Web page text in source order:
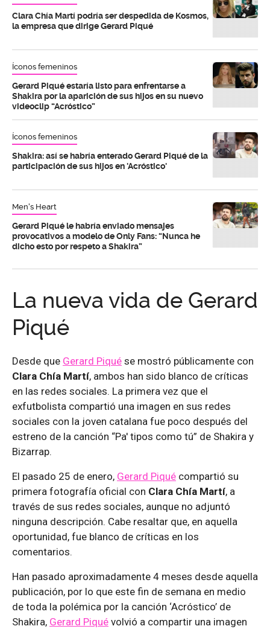
Clara Chía Martí podría ser despedida de Kosmos,
la empresa que dirige Gerard Piqué
Íconos femeninos
Gerard Piqué estaría listo para enfrentarse a
Shakira por la aparición de sus hijos en su nuevo
videoclip “Acróstico”
Íconos femeninos
Shakira: así se habría enterado Gerard Piqué de la
participación de sus hijos en 'Acróstico'
Men's Heart
Gerard Piqué le habría enviado mensajes
provocativos a modelo de Only Fans: “Nunca he
dicho esto por respeto a Shakira”
La nueva vida de Gerard
Piqué
Desde que Gerard Piqué se mostró públicamente con
Clara Chía Martí, ambos han sido blanco de críticas
en las redes sociales. La primera vez que el
exfutbolista compartió una imagen en sus redes
sociales con la joven catalana fue poco después del
estreno de la canción “Pa' tipos como tú” de Shakira y
Bizarrap.
El pasado 25 de enero, Gerard Piqué compartió su
primera fotografía oficial con Clara Chía Martí, a
través de sus redes sociales, aunque no adjuntó
ninguna descripción. Cabe resaltar que, en aquella
oportunidad, fue blanco de críticas en los
comentarios.
Han pasado aproximadamente 4 meses desde aquella
publicación, por lo que este fin de semana en medio
de toda la polémica por la canción ‘Acróstico’ de
Shakira, Gerard Piqué volvió a compartir una imagen